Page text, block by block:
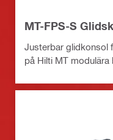
MT-FPS-S
Justerbar glidkonsol
på Hilti MT modulära